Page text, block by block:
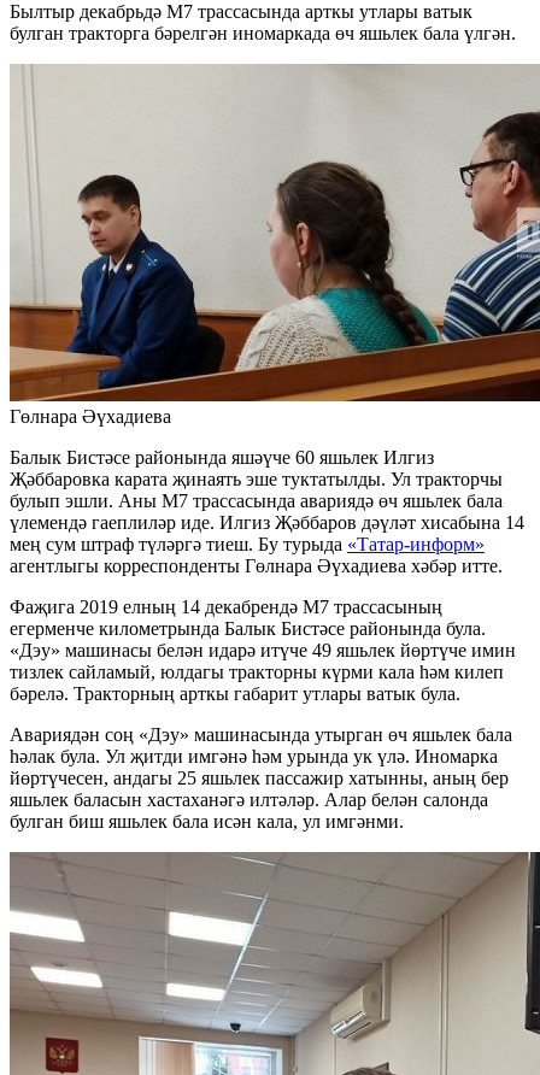
Былтыр декабрьдә М7 трассасында арткы утлары ватык
булган тракторга бәрелгән иномаркада өч яшьлек бала үлгән.
Гөлнара Әүхадиева
Балык Бистәсе районында яшәүче 60 яшьлек Илгиз
Җәббаровка карата җинаять эше туктатылды. Ул тракторчы
булып эшли. Аны М7 трассасында авариядә өч яшьлек бала
үлемендә гаеплиләр иде. Илгиз Җәббаров дәүләт хисабына 14
мең сум штраф түләргә тиеш. Бу турыда «Татар-информ»
агентлыгы корреспонденты Гөлнара Әүхадиева хәбәр итте.
Фаҗига 2019 елның 14 декабрендә М7 трассасының
егерменче километрында Балык Бистәсе районында була.
«Дэу» машинасы белән идарә итүче 49 яшьлек йөртүче имин
тизлек сайламый, юлдагы тракторны күрми кала һәм килеп
бәрелә. Тракторның арткы габарит утлары ватык була.
Авариядән соң «Дэу» машинасында утырган өч яшьлек бала
һәлак була. Ул җитди имгәнә һәм урында ук үлә. Иномарка
йөртүчесен, андагы 25 яшьлек пассажир хатынны, аның бер
яшьлек баласын хастаханәгә илтәләр. Алар белән салонда
булган биш яшьлек бала исән кала, ул имгәнми.